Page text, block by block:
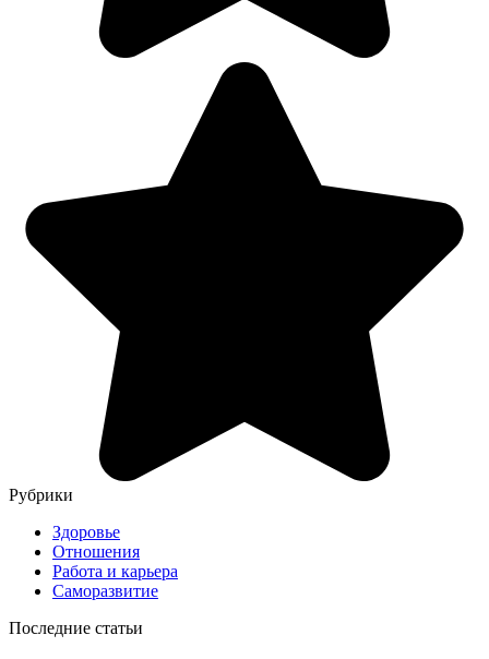
Рубрики
Здоровье
Отношения
Работа и карьера
Саморазвитие
Последние статьи